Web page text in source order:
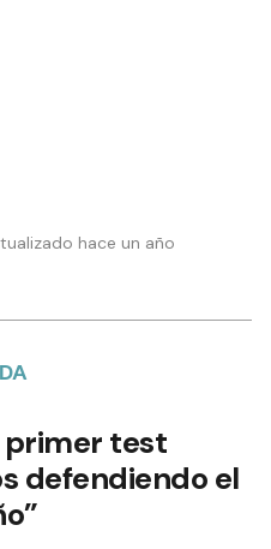
hace un año
primer test
defendiendo el